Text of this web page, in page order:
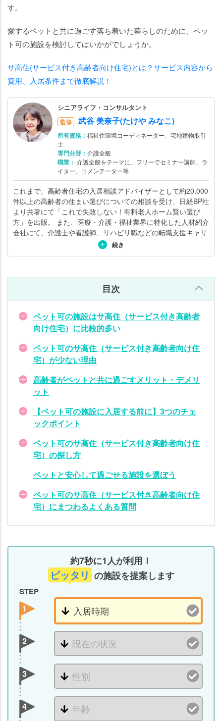
す。
愛するペットと共に過ごす落ち着いた暮らしのために、ペッ
ト可の施設を検討してはいかがでしょうか。
サ高住(サービス付き高齢者向け住宅)とは？サービス内容から
費用、入居条件まで徹底解説！
シニアライフ・コンサルタント
監修 武谷 美奈子(たけや みなこ)
所有資格： 福祉住環境コーディネーター、宅地建物取引
士
専門分野： 介護全般
職業： 介護全般をテーマに、フリーでセミナー講師、ラ
イター、コメンテーター等
これまで、高齢者住宅の入居相談アドバイザーとして約20,000
件以上の高齢者の住まい選びについての相談を受け、日経BP社
より共著にて「これで失敗しない！有料老人ホーム賢い選び
方」を出版。 また、医療・介護・福祉業界に特化した人材紹介
会社にて、介護士や看護師、リハビリ職などの転職支援キャリ
アアドバイザーにも従事。 利用者・家族・介護従事者の視点を
続き
目次
ペット可の施設はサ高住（サービス付き高齢者
向け住宅）に比較的多い
ペット可のサ高住（サービス付き高齢者向け住
宅）が少ない理由
高齢者がペットと共に過ごすメリット・デメリ
ット
【ペット可の施設に入居する前に】3つのチェ
ックポイント
ペット可のサ高住（サービス付き高齢者向け住
宅）の探し方
ペットと安心して過ごせる施設を選ぼう
ペット可のサ高住（サービス付き高齢者向け住
宅）にまつわるよくある質問
約7秒に1人が利用！
ピッタリ の施設を提案します
STEP
1
2
3
4
共に
過ご
リッ
ト・
リッ
ト
【ペ
ット
に入
居す
る前
に】
3つ
のチ
イン
ト可
のサ
高住
（サ
ービ
ス付
き高
向け
住
宅）
の探
し方
ペ
ッ
ト
安
ご
る
設
を
ぼ
ペッ
ト可